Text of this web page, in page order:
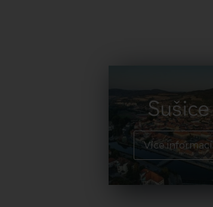
Sušice
Více informací